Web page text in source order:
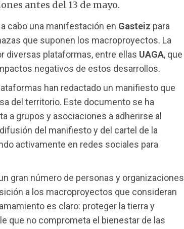
antes del 13 de mayo.
cabo una manifestación en Gasteiz para
que suponen los macroproyectos. La
diversas plataformas, entre ellas UAGA, que
negativos de estos desarrollos.
han redactado un manifiesto que
del territorio. Este documento se ha
a grupos y asociaciones a adherirse al
del manifiesto y del cartel de la
activamente en redes sociales para
gran número de personas y organizaciones
a los macroproyectos que consideran
es claro: proteger la tierra y
que no comprometa el bienestar de las